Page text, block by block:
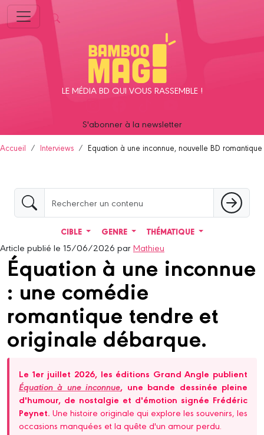
LE MÉDIA BD QUI VOUS RASSEMBLE !
S'abonner à la newsletter
Accueil Interviews Equation à une inconnue, nouvelle BD romantique
CIBLE GENRE THÉMATIQUE
Article publié le 15/06/2026 parMathieu
Équation à une inconnue
: une comédie
romantique tendre et
originale débarque.
Le 1er juillet 2026, les éditions Grand Angle publient
Équation à une inconnue, une bande dessinée pleine
d'humour, de nostalgie et d'émotion signée Frédéric
Peynet. Une histoire originale qui explore les souvenirs, les
occasions manquées et la quête d'un amour perdu.
Panneau de gestion des cookies